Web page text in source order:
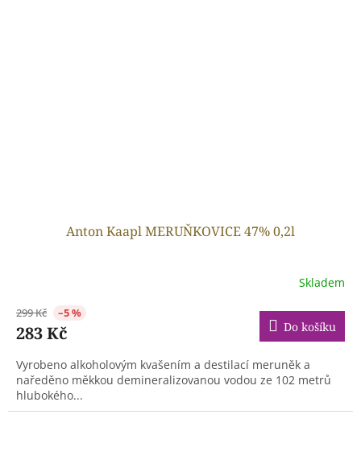
Anton Kaapl MERUŇKOVICE 47% 0,2l
Skladem
299 Kč –5 %
283 Kč Do košíku
Vyrobeno alkoholovým kvašením a destilací meruněk a
naředěno měkkou demineralizovanou vodou ze 102 metrů
hlubokého...